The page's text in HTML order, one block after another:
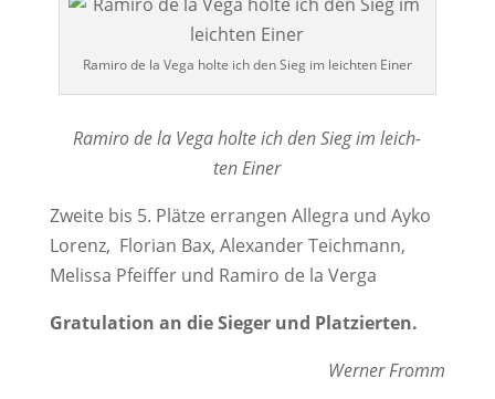
Rami­ro de la Vega hol­te ich den Sieg im leich­ten Einer
Rami­ro de la Vega hol­te ich den Sieg im leich­
ten Einer
Zwei­te bis 5. Plät­ze erran­gen Alle­gra und Ayko
Lorenz, Flo­ri­an Bax, Alex­an­der Teich­mann,
Melis­sa Pfeif­fer und Rami­ro de la Verga
Gra­tu­la­ti­on an die Sie­ger und Platzierten.
Wer­ner Fromm